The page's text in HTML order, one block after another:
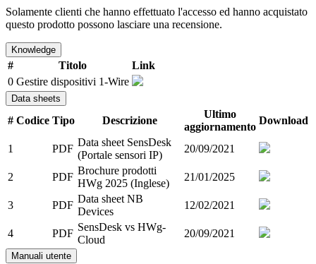
Solamente clienti che hanno effettuato l'accesso ed hanno acquistato
questo prodotto possono lasciare una recensione.
Knowledge
# Titolo
Link
0 Gestire dispositivi 1-Wire
Data sheets
# Codice Tipo Descrizione
Ultimo
aggiornamento
Download
1 PDF
Data sheet SensDesk
(Portale sensori IP)
20/09/2021
2 PDF
Brochure prodotti
HWg 2025 (Inglese)
21/01/2025
3 PDF
Data sheet NB
Devices
12/02/2021
4 PDF
SensDesk vs HWg-
Cloud
20/09/2021
Manuali utente